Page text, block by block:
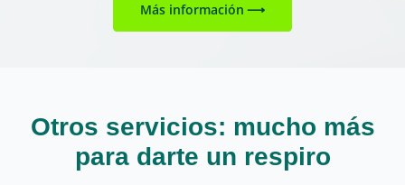
Más información
Otros servicios: mucho más
para darte un respiro